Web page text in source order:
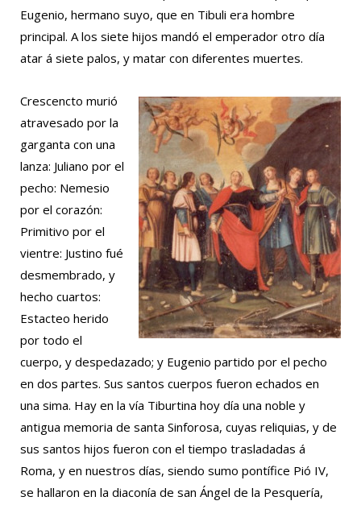
Eugenio, hermano suyo, que en Tibuli era hombre
principal. A los siete hijos mandó el emperador otro día
atar á siete palos, y matar con diferentes muertes.
Crescencto murió
atravesado por la
garganta con una
lanza: Juliano por el
pecho: Nemesio
por el corazón:
Primitivo por el
vientre: Justino fué
desmembrado, y
hecho cuartos:
Estacteo herido
por todo el
cuerpo, y despedazado; y Eugenio partido por el pecho
en dos partes. Sus santos cuerpos fueron echados en
una sima. Hay en la vía Tiburtina hoy día una noble y
antigua memoria de santa Sinforosa, cuyas reliquias, y de
sus santos hijos fueron con el tiempo trasladadas á
Roma, y en nuestros días, siendo sumo pontífice Pió IV,
se hallaron en la diaconía de san Ángel de la Pesquería,